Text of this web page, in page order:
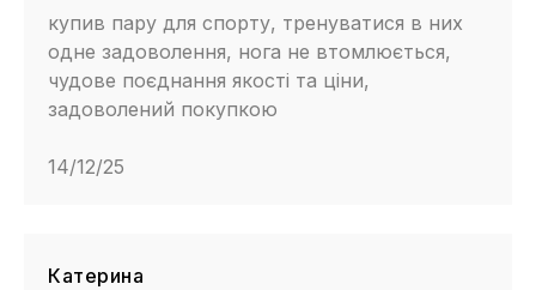
купив пару для спорту, тренуватися в них
одне задоволення, нога не втомлюється,
чудове поєднання якості та ціни,
задоволений покупкою
14/12/25
Катерина